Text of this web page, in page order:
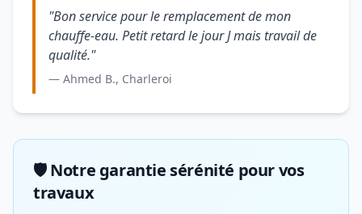
"Bon service pour le remplacement de mon
chauffe-eau. Petit retard le jour J mais travail de
qualité."
— Ahmed B., Charleroi
🛡️ Notre garantie sérénité pour vos
travaux